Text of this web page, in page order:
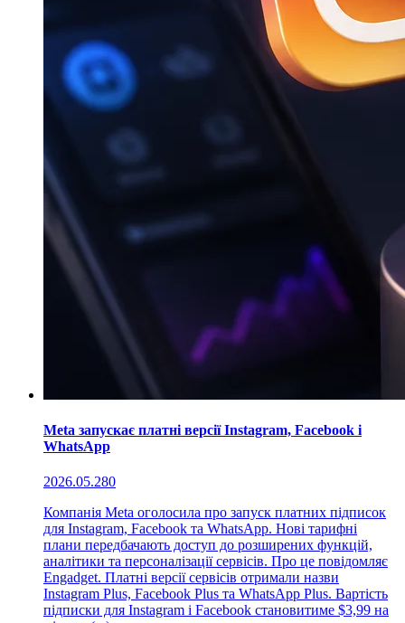
Meta запускає платні версії Instagram, Facebook і
WhatsApp
2026.05.280
Компанія Meta оголосила про запуск платних підписок
для Instagram, Facebook та WhatsApp. Нові тарифні
плани передбачають доступ до розширених функцій,
аналітики та персоналізації сервісів. Про це повідомляє
Engadget. Платні версії сервісів отримали назви
Instagram Plus, Facebook Plus та WhatsApp Plus. Вартість
підписки для Instagram і Facebook становитиме $3,99 на